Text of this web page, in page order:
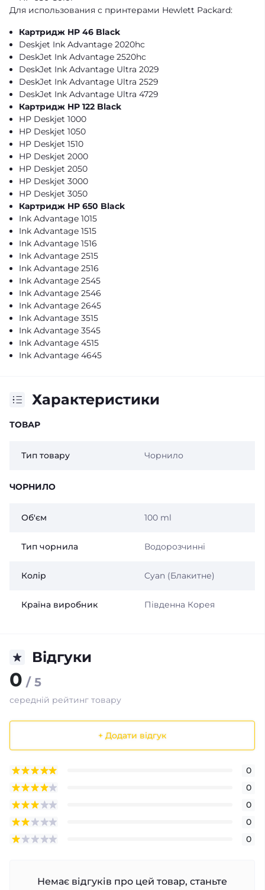
Для использования с принтерами Hewlett Packard:
Картридж HP 46 Black
Deskjet Ink Advantage 2020hc
DeskJet Ink Advantage 2520hc
DeskJet Ink Advantage Ultra 2029
DeskJet Ink Advantage Ultra 2529
DeskJet Ink Advantage Ultra 4729
Картридж HP 122 Black
HP Deskjet 1000
HP Deskjet 1050
HP Deskjet 1510
HP Deskjet 2000
HP Deskjet 2050
HP Deskjet 3000
HP Deskjet 3050
Картридж HP 650 Black
Ink Advantage 1015
Ink Advantage 1515
Ink Advantage 1516
Ink Advantage 2515
Ink Advantage 2516
Ink Advantage 2545
Ink Advantage 2546
Ink Advantage 2645
Ink Advantage 3515
Ink Advantage 3545
Ink Advantage 4515
Ink Advantage 4645
Характеристики
ТОВАР
Тип товару Чорнило
ЧОРНИЛО
Об'єм 100 ml
Тип чорнила Водорозчинні
Колір Cyan (Блакитне)
Країна виробник Південна Корея
Відгуки
0 / 5
середній рейтинг товару
+ Додати відгук
0
0
0
0
0
Немає відгуків про цей товар, станьте